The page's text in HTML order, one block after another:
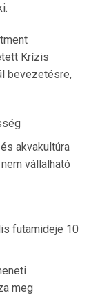
Krízis
bevezetésre,
akvakultúra
vállalható
futamideje 10
meg